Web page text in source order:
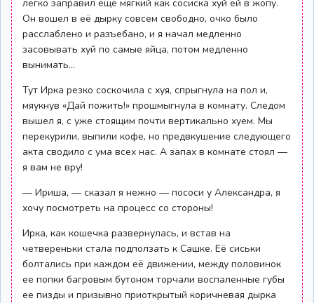
легко заправил ещё мягкий как сосиска хуй ей в жопу.
Он вошел в её дырку совсем свободно, очко было
расслаблено и разъебано, и я начал медленно
засовывать хуй по самые яйца, потом медленно
вынимать…
Тут Ирка резко соскочила с хуя, спрыгнула на пол и,
мяукнув «Дай пожить!» прошмыгнула в комнату. Следом
вышел я, с уже стоящим почти вертикально хуем. Мы
перекурили, выпили кофе, но предвкушение следующего
акта сводило с ума всех нас. А запах в комнате стоял —
я вам не вру!
— Ириша, — сказал я нежно — пососи у Александра, я
хочу посмотреть на процесс со стороны!
Ирка, как кошечка развернулась, и встав на
четвереньки стала подползать к Сашке. Её сиськи
болтались при каждом её движении, между половинок
ее попки багровым бутоном торчали воспаленные губы
ее пизды и призывно приоткрытый коричневая дырка